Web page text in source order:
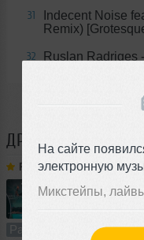
На сайте
электронную
Микстейпы,
31
Indecent Noise
Remix)
32 Ruslan Radriges
ДРУГИЕ ТРЕКИ
Ruslan Radriges ➝ Make
Радио-шоу В